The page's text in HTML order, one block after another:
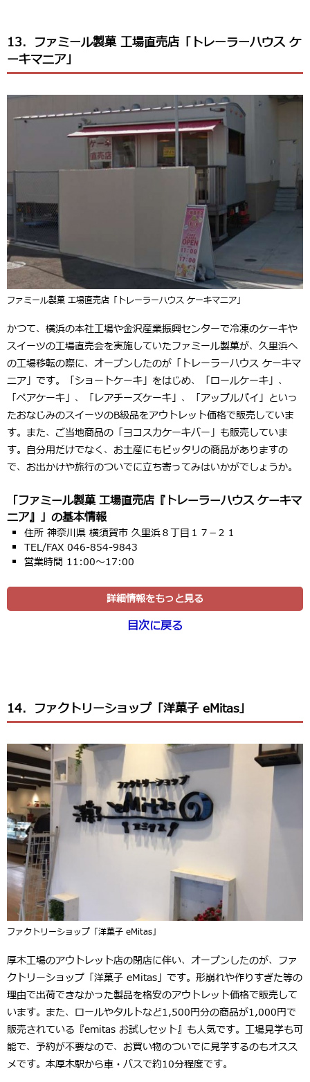
13．ファミール製菓 工場直売店「トレーラーハウス ケ
ーキマニア」
ファミール製菓 工場直売店「トレーラーハウス ケーキマニア」
かつて、横浜の本社工場や金沢産業振興センターで冷凍のケーキや
スイーツの工場直売会を実施していたファミール製菓が、久里浜へ
の工場移転の際に、オープンしたのが「トレーラーハウス ケーキマ
ニア」です。「ショートケーキ」をはじめ、「ロールケーキ」、
「ペアケーキ」、「レアチーズケーキ」、「アップルパイ」といっ
たおなじみのスイーツのB級品をアウトレット価格で販売していま
す。また、ご当地商品の「ヨコスカケーキバー」も販売していま
す。自分用だけでなく、お土産にもピッタリの商品がありますの
で、お出かけや旅行のついでに立ち寄ってみはいかがでしょうか。
「ファミール製菓 工場直売店『トレーラーハウス ケーキマ
ニア』」の基本情報
住所 神奈川県 横須賀市 久里浜８丁目１７−２１
TEL/FAX 046-854-9843
営業時間 11:00〜17:00
詳細情報をもっと見る
目次に戻る
14．ファクトリーショップ「洋菓子 eMitas」
ファクトリーショップ「洋菓子 eMitas」
厚木工場のアウトレット店の閉店に伴い、オープンしたのが、ファ
クトリーショップ「洋菓子 eMitas」です。形崩れや作りすぎた等の
理由で出荷できなかった製品を格安のアウトレット価格で販売して
います。また、ロールやタルトなど1,500円分の商品が1,000円で
販売されている『emitas お試しセット』も人気です。工場見学も可
能で、予約が不要なので、お買い物のついでに見学するのもオスス
メです。本厚木駅から車・バスで約10分程度です。